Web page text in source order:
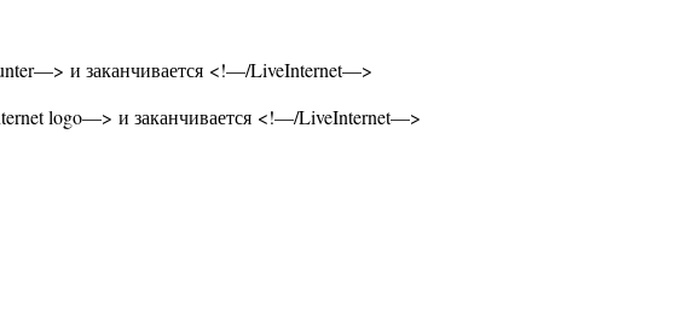
и заканчивается <!—/LiveInternet—>
logo—> и заканчивается <!—/LiveInternet—>